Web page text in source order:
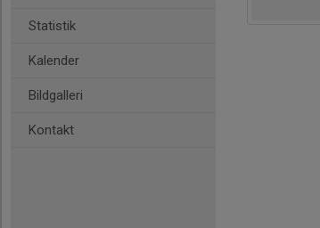
Statistik
Kalender
Bildgalleri
Kontakt